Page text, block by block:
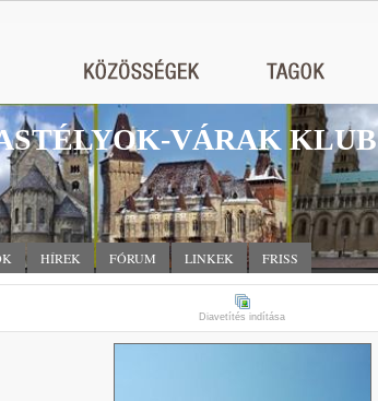
VÁRAK KLUB
HÍREK FÓRUM LINKEK FRISS
Diavetítés indítása